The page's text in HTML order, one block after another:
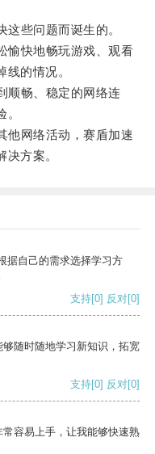
些问题而诞生的。
快地畅玩游戏、观看
的情况。
畅、稳定的网络连
网络活动，赛盾加速
方案。
据自己的需求选择学习方
支持[0] 反对[0]
随时随地学习新知识，拓宽
支持[0] 反对[0]
容易上手，让我能够快速熟